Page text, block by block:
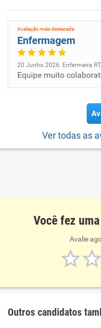
Avaliação mais destacada
Enfermagem
20 Junho 2026. Enfermeira
Equipe muito
Ver todas as
Você fez
Avalie
Outros candidatos